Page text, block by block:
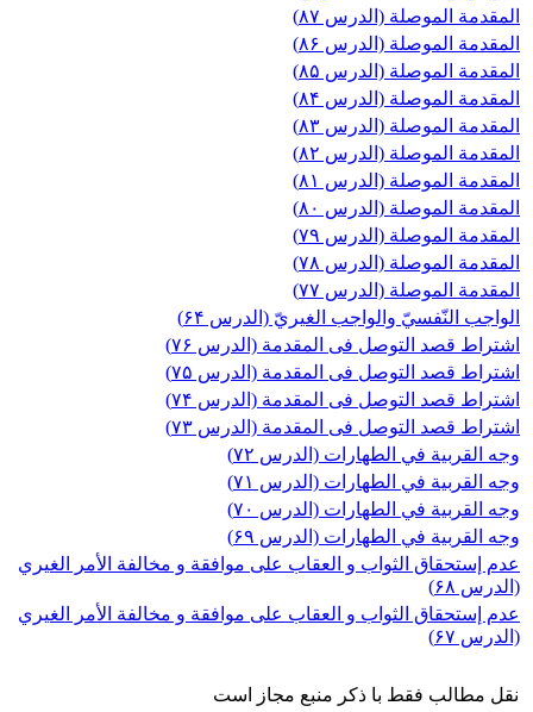
المقدمة الموصلة (الدرس ۸۷)
المقدمة الموصلة (الدرس ۸۶)
المقدمة الموصلة (الدرس ۸۵)
المقدمة الموصلة (الدرس ۸۴)
المقدمة الموصلة (الدرس ۸۳)
المقدمة الموصلة (الدرس ۸۲)
المقدمة الموصلة (الدرس ۸۱)
المقدمة الموصلة (الدرس ۸۰)
المقدمة الموصلة (الدرس ۷۹)
المقدمة الموصلة (الدرس ۷۸)
المقدمة الموصلة (الدرس ۷۷)
الواجب النّفسيّ والواجب الغيريّ (الدرس ۶۴)
اشتراط قصد التوصل فی المقدمة (الدرس ۷۶)
اشتراط قصد التوصل فی المقدمة (الدرس ۷۵)
اشتراط قصد التوصل فی المقدمة (الدرس ۷۴)
اشتراط قصد التوصل فی المقدمة (الدرس ۷۳)
وجه القربية في الطهارات (الدرس ۷۲)
وجه القربية في الطهارات (الدرس ۷۱)
وجه القربية في الطهارات (الدرس ۷۰)
وجه القربية في الطهارات (الدرس ۶۹)
عدم إستحقاق الثواب و العقاب علی موافقة و مخالفة الأمر الغيري
(الدرس ۶۸)
عدم إستحقاق الثواب و العقاب علی موافقة و مخالفة الأمر الغيري
(الدرس ۶۷)
نقل مطالب فقط با ذکر منبع مجاز است